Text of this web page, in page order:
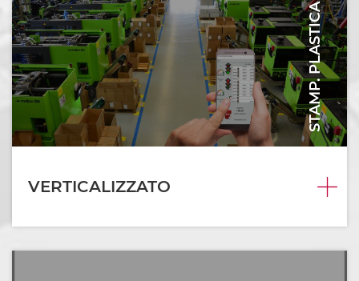
STAMP. PLASTICA
VERTICALIZZATO